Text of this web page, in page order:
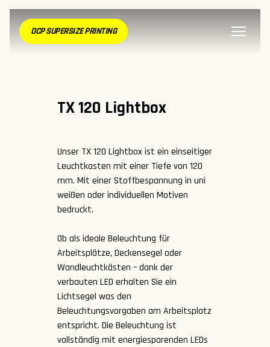
DCP SUPERSIZE PRINTING
TX 120 Lightbox
Unser TX 120 Lightbox ist ein einseitiger
Leuchtkasten mit einer Tiefe von 120
mm. Mit einer Stoffbespannung in uni
weißen oder individuellen Motiven
bedruckt.
Ob als ideale Beleuchtung für
Arbeitsplätze, Deckensegel oder
Wandleuchtkästen – dank der
verbauten LED erhalten Sie ein
Lichtsegel was den
Beleuchtungsvorgaben am Arbeitsplatz
entspricht. Die Beleuchtung ist
vollständig mit energiesparenden LEDs